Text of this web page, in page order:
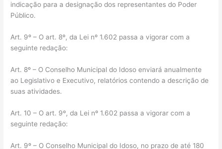
indicação para a designação dos representantes do Poder
Público.
Art. 9º – O art. 8º, da Lei nº 1.602 passa a vigorar com a
seguinte redação:
Art. 8º – O Conselho Municipal do Idoso enviará anualmente
ao Legislativo e Executivo, relatórios contendo a descrição de
suas atividades.
Art. 10 – O art. 9º, da Lei nº 1.602 passa a vigorar com a
seguinte redação:
Art. 9º – O Conselho Municipal do Idoso, no prazo de até 180